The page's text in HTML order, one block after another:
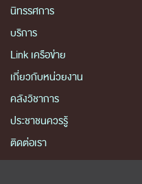
นิทรรศการ
บริการ
Link เครือข่าย
เกี่ยวกับหน่วยงาน
คลังวิชาการ
ประชาชนควรรู้
ติดต่อเรา